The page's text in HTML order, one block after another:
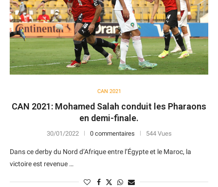
CAN 2021
CAN 2021: Mohamed Salah conduit les Pharaons
en demi-finale.
30/01/2022 0 commentaires 544 Vues
Dans ce derby du Nord d’Afrique entre l’Égypte et le Maroc, la
victoire est revenue …